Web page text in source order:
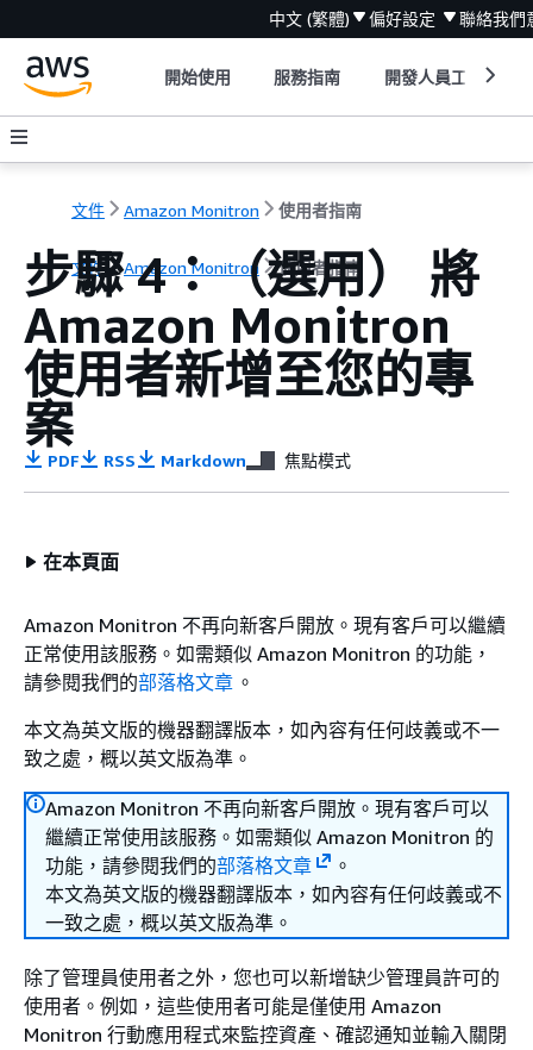
中文 (繁體) 偏好設定 聯絡我們
開始使用 服務指南 開發人員工具
文件 Amazon Monitron 使用者指南
文件 Amazon Monitron 使用者指南
步驟 4：（選用） 將
Amazon Monitron
使用者新增至您的專
案
PDF RSS Markdown 焦點模式
在本頁面
Amazon Monitron 不再向新客戶開放。現有客戶可以繼續
正常使用該服務。如需類似 Amazon Monitron 的功能，
請參閱我們的部落格文章 。
本文為英文版的機器翻譯版本，如內容有任何歧義或不一
致之處，概以英文版為準。
Amazon Monitron 不再向新客戶開放。現有客戶可以
繼續正常使用該服務。如需類似 Amazon Monitron 的
功能，請參閱我們的部落格文章
。
本文為英文版的機器翻譯版本，如內容有任何歧義或不
一致之處，概以英文版為準。
除了管理員使用者之外，您也可以新增缺少管理員許可的
使用者。例如，這些使用者可能是僅使用 Amazon
Monitron 行動應用程式來監控資產、確認通知並輸入關閉